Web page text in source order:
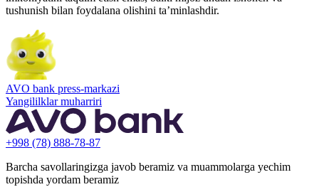
tushunish bilan foydalana olishini ta’minlashdir.
AVO bank press-markazi
Yangililklar muharriri
+998 (78) 888-78-87
Barcha savollaringizga javob beramiz va muammolarga yechim
topishda yordam beramiz